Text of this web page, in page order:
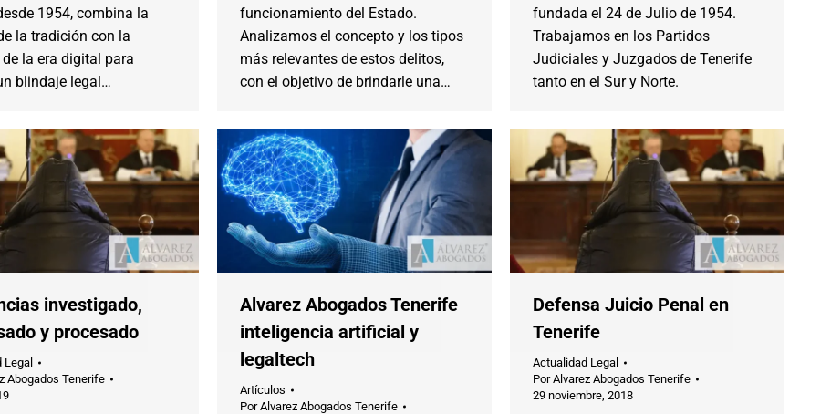
1954, combina la
la tradición con la
la era digital para
blindaje legal…
funcionamiento del Estado.
Analizamos el concepto y los tipos
más relevantes de estos delitos,
con el objetivo de brindarle una…
fundada el 24 de Julio de 1954.
Trabajamos en los Partidos
Judiciales y Juzgados de Tenerife
tanto en el Sur y Norte.
investigado,
y procesado
Legal
Abogados Tenerife
Alvarez Abogados Tenerife
inteligencia artificial y
legaltech
Artículos
PorAlvarez Abogados Tenerife
Defensa Juicio Penal en
Tenerife
Actualidad Legal
PorAlvarez Abogados Tenerife
29 noviembre, 2018